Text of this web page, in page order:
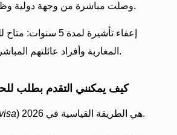
وصلت مباشرة من وجهة دولية وظللت فقط في الجزيرة.
المغاربة وأفراد عائلتهم المباشرين (الأزواج والأطفال).
كيف يمكنني التقدم بطلب
) هي الطريقة القياسية في 2026.